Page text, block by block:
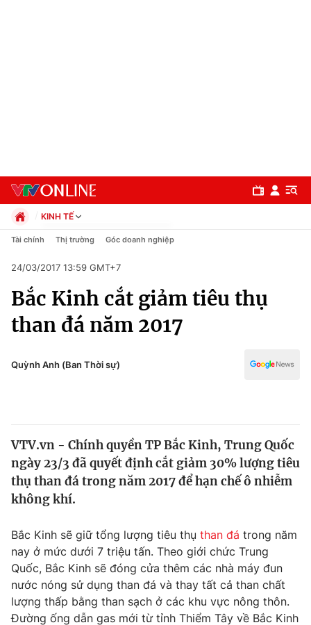
Chuyên mục
Chính trị
Thế giới
Tin tức
Thế giới đó đây
Câu chuyện quốc tế
Tài chính
Thị trường
Góc doanh nghiệp
Dữ liệu và đời sống
Truyền hình
KINH TẾ
Chính trị
Pháp luật
Kinh tế
Thể thao
Truyền hình
Y tế
Tài chính Thị trường Góc doanh nghiệp
24/03/2017 13:59 GMT+7
Bắc Kinh cắt giảm tiêu thụ
than đá năm 2017
Quỳnh Anh (Ban Thời sự)
VTV.vn - Chính quyền TP Bắc Kinh, Trung Quốc
ngày 23/3 đã quyết định cắt giảm 30% lượng tiêu
thụ than đá trong năm 2017 để hạn chế ô nhiễm
không khí.
Bắc Kinh sẽ giữ tổng lượng tiêu thụ than đá trong năm
nay ở mức dưới 7 triệu tấn. Theo giới chức Trung
Quốc, Bắc Kinh sẽ đóng cửa thêm các nhà máy đun
nước nóng sử dụng than đá và thay tất cả than chất
lượng thấp bằng than sạch ở các khu vực nông thôn.
Đường ống dẫn gas mới từ tỉnh Thiểm Tây về Bắc Kinh